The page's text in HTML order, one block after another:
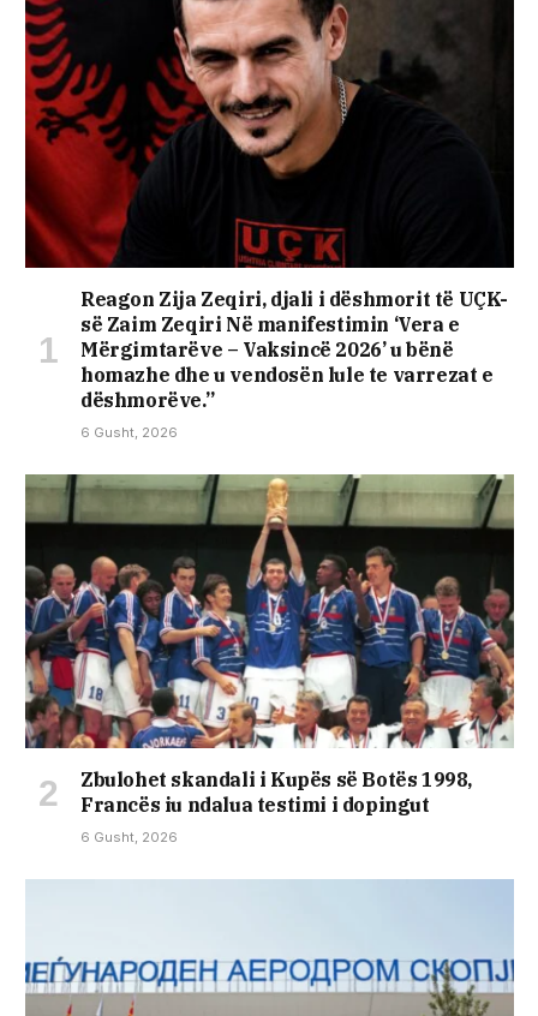
Reagon Zija Zeqiri, djali i dëshmorit të UÇK-
së Zaim Zeqiri Në manifestimin ‘Vera e
Mërgimtarëve – Vaksincë 2026’ u bënë
homazhe dhe u vendosën lule te varrezat e
dëshmorëve.”
6 Gusht, 2026
Zbulohet skandali i Kupës së Botës 1998,
Francës iu ndalua testimi i dopingut
6 Gusht, 2026